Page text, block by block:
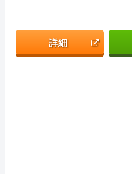
詳細